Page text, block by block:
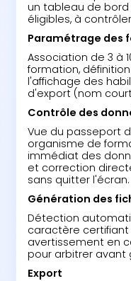
un tableau de
éligibles, à
Paramétrage des
Association de 3 à
formation,
l'affichage des
d'export (nom
Contrôle des
Vue du passeport
organisme de
immédiat des
et correction
sans quitter l'écran.
Génération des
Détection
caractère
avertissement en
pour arbitrer avant
Export‍